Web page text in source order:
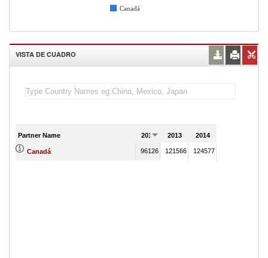
Canadá
VISTA DE CUADRO
Partner Name 2012 2013 2014
Canadá 96126 121566 124577